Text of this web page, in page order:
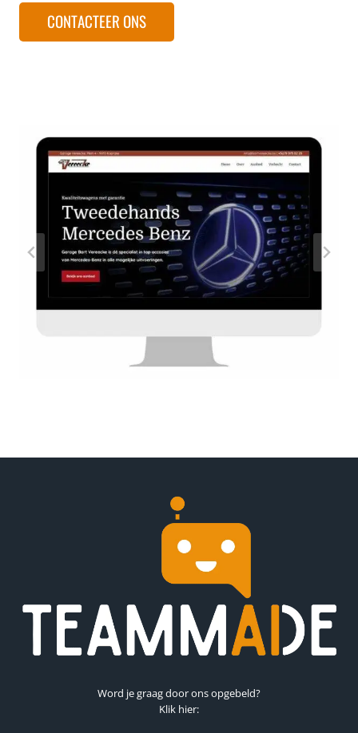
CONTACTEER ONS
Word je graag door ons opgebeld?
Klik hier: